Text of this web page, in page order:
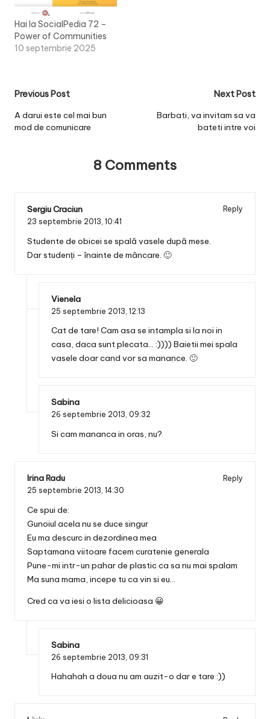
Hai la SocialPedia 72 –
Power of Communities
10 septembrie 2025
Post
navigation
Previous Post
A darui este cel mai bun
mod de comunicare
Next Post
Barbati, va invitam sa va
bateti intre voi
8 Comments
Sergiu Craciun
Reply
23 septembrie 2013, 10:41
Studente de obicei se spală vasele după mese.
Dar studenți – înainte de mâncare. 🙂
Vienela
25 septembrie 2013, 12:13
Cat de tare! Cam asa se intampla si la noi in
casa, daca sunt plecata… :)))) Baietii mei spala
vasele doar cand vor sa manance. 🙂
Sabina
26 septembrie 2013, 09:32
Si cam mananca in oras, nu?
Irina Radu
Reply
25 septembrie 2013, 14:30
Ce spui de:
Gunoiul acela nu se duce singur
Eu ma descurc in dezordinea mea
Saptamana viitoare facem curatenie generala
Pune-mi intr-un pahar de plastic ca sa nu mai spalam
Ma suna mama, incepe tu ca vin si eu…
Cred ca va iesi o lista delicioasa 😀
Sabina
26 septembrie 2013, 09:31
Hahahah a doua nu am auzit-o dar e tare :))